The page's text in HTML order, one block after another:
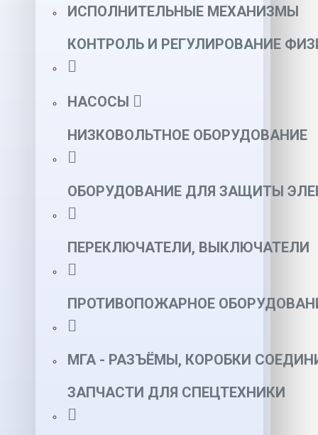
ИСПОЛНИТЕЛЬНЫЕ МЕХАНИЗМЫ
КОНТРОЛЬ И РЕГУЛИРОВАНИЕ
НАСОСЫ
НИЗКОВОЛЬТНОЕ ОБОРУДОВАНИЕ
ОБОРУДОВАНИЕ ДЛЯ ЗАЩИТЫ
ПЕРЕКЛЮЧАТЕЛИ, ВЫКЛЮЧАТЕЛИ
ПРОТИВОПОЖАРНОЕ
МГА - РАЗЪЁМЫ, КОРОБКИ
ЗАПЧАСТИ ДЛЯ СПЕЦТЕХНИКИ